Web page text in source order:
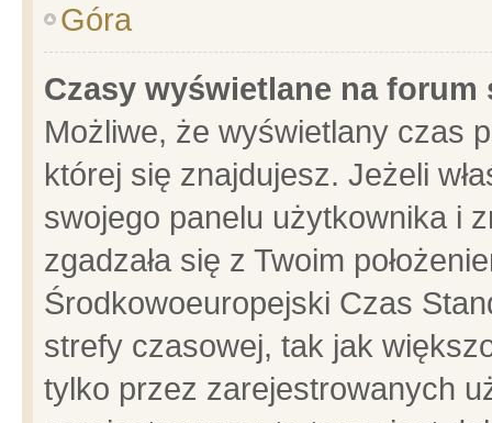
Góra
Czasy wyświetlane na forum
Możliwe, że wyświetlany czas
której się znajdujesz. Jeżeli
swojego panelu użytkownika i
zgadzała się z Twoim
Środkowoeuropejski Czas
strefy czasowej, tak jak
tylko przez zarejestrowanych